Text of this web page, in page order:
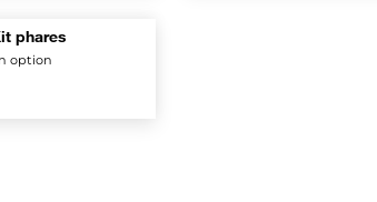
phares
option